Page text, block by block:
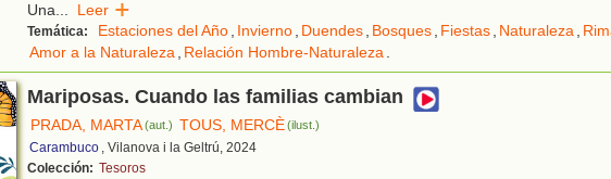
Una... Leer
Temática: Estaciones del Año, Invierno, Duendes, Bosques, Fiestas, Naturaleza,
Amor a la Naturaleza, Relación Hombre-Naturaleza.
Mariposas. Cuando las familias cambian
PRADA, MARTA(aut.) TOUS, MERCÈ(ilust.)
Carambuco , Vilanova i la Geltrú, 2024
Colección: Tesoros